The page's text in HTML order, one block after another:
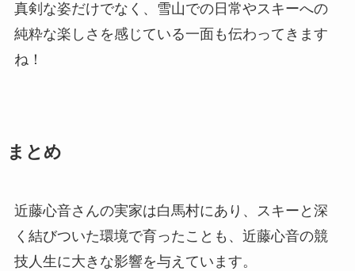
真剣な姿だけでなく、雪山での日常やスキーへの
純粋な楽しさを感じている一面も伝わってきます
ね！
まとめ
近藤心音さんの実家は白馬村にあり、スキーと深
く結びついた環境で育ったことも、近藤心音の競
技人生に大きな影響を与えています。